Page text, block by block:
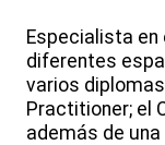
Especialista en
diferentes
varios
Practitioner; el
además de